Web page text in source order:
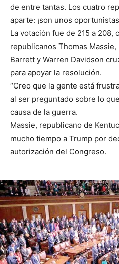
de entre tantas. Los cuatro
aparte: ¡son unos
La votación fue de 215 a 208,
republicanos Thomas
Barrett y Warren Davidson
para apoyar la resolución.
“Creo que la gente está
al ser preguntado sobre lo
causa de la guerra.
Massie, republicano de
mucho tiempo a Trump por
autorización del Congreso.